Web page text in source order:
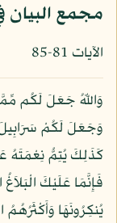
مجمع البيان
الآيات 81-85
وَاللّهُ جَعَلَ لَكُم
وَجَعَلَ لَكُمْ
كَذَلِكَ يُتِمُّ نِعْمَتَهُ
فَإِنَّمَا عَلَيْكَ الْبَلاَغُ
يُنكِرُونَهَا وَأَكْثَرُهُمُ